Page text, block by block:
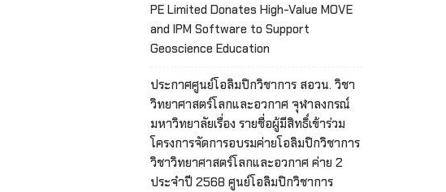
PE Limited Donates High-Value MOVE
and IPM Software to Support
Geoscience Education
ประกาศศูนย์โอลิมปิกวิชาการ สอวน. วิชา
วิทยาศาสตร์โลกและอวกาศ จุฬาลงกรณ์
มหาวิทยาลัยเรื่อง รายชื่อผู้มีสิทธิ์เข้าร่วม
โครงการจัดการอบรมค่ายโอลิมปิกวิชาการ
วิชาวิทยาศาสตร์โลกและอวกาศ ค่าย 2
ประจำปี 2568 ศูนย์โอลิมปิกวิชาการ